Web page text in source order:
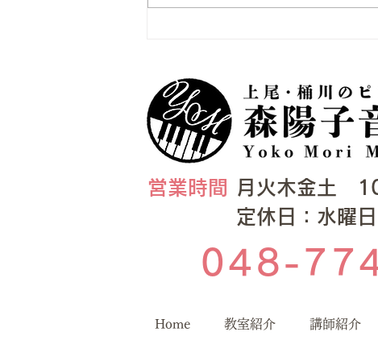
​​営業時間
月火木金土
定休日：水曜
048-
Home 教室紹介 講師紹介